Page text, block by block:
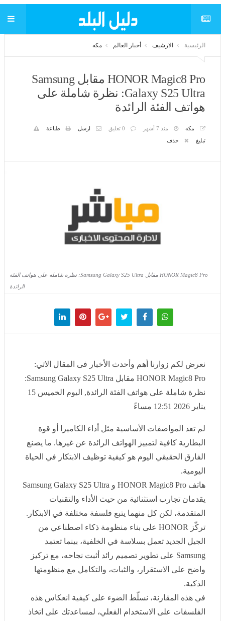
الرئيسية الارشيف أخبار العالم مكه
HONOR Magic8 Pro مقابل Samsung
Galaxy S25 Ultra: نظرة شاملة على
هواتف الفئة الرائدة
HONOR Magic8 Pro مقابل Samsung Galaxy S25 Ultra: نظرة شاملة على هواتف الفئة
الرائدة
نعرض لكم زوارنا أهم وأحدث الأخبار فى المقال الاتي:
HONOR Magic8 Pro مقابل Samsung Galaxy S25 Ultra:
نظرة شاملة على هواتف الفئة الرائدة, اليوم الخميس 15 يناير
2026 12:51 مساءً
لم تعد المواصفات الأساسية مثل أداء الكاميرا أو قوة
البطارية كافية لتمييز الهواتف الرائدة عن غيرها. ما يصنع
الفارق الحقيقي اليوم هو كيفية توظيف الابتكار في الحياة
اليومية.
هاتف HONOR Magic8 ProوSamsung Galaxy S25 Ultra
يقدمان تجارب استثنائية من حيث الأداء والتقنيات المتقدمة،
لكن كل منهما يتبع فلسفة مختلفة في الابتكار
تركّز HONORعلى بناء منظومة ذكاء اصطناعي من الجيل
الجديد تعمل بسلاسة في الخلفية، بينما تعتمدSamsung
تطوير تصميم رائد أثبت نجاحه، مع تركيز واضح على
الاستقرار، والثبات، والتكامل مع منظومتها الذكية.
في هذه المقارنة، نسلّط الضوء على كيفية انعكاس هذه
الفلسفات على الاستخدام الفعلي، لمساعدتك على اتخاذ قرار
واعٍ مبني على الأداء، والعملية، والجاهزية للمستقبل